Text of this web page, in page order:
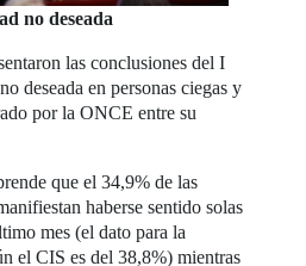
no deseada
las conclusiones del I
deseada en personas ciegas y
por la ONCE entre su
que el 34,9% de las
haberse sentido solas
mes (el dato para la
el CIS es del 38,8%) mientras